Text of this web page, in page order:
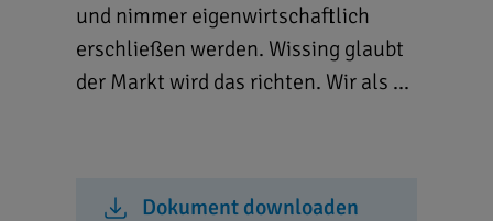
und nimmer eigenwirtschaftlich
erschließen werden. Wissing glaubt
der Markt wird das richten. Wir als ...
Dokument downloaden